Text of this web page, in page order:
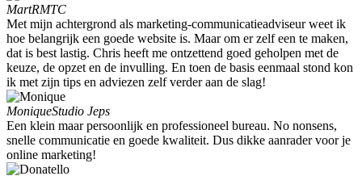
MartRMTC
Met mijn achtergrond als marketing-communicatieadviseur weet ik
hoe belangrijk een goede website is. Maar om er zelf een te maken,
dat is best lastig. Chris heeft me ontzettend goed geholpen met de
keuze, de opzet en de invulling. En toen de basis eenmaal stond kon
ik met zijn tips en adviezen zelf verder aan de slag!
MoniqueStudio Jeps
Een klein maar persoonlijk en professioneel bureau. No nonsens,
snelle communicatie en goede kwaliteit. Dus dikke aanrader voor je
online marketing!